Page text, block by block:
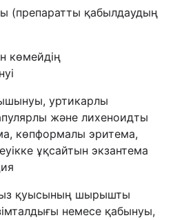
(препаратты қабылдаудың
көмейдің
уртикарлы
және лихеноидты
көпформалы эритема,
ұқсайтын экзантема
қуысының шырышты
немесе қабынуы,